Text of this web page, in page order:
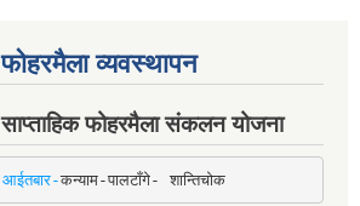
फोहरमैला व्यवस्थापन
साप्ताहिक फोहरमैला संकलन योजना
आईतबार-कन्याम-पालटाँगे- शान्तिचोक